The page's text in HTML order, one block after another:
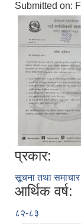
Submitted on:
प्रकार:
सूचना तथा समाचार
आर्थिक वर्ष:
८२-८३